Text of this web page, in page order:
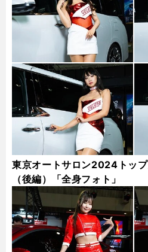
東京オートサロン2024トッ
（後編）「全身フォト」